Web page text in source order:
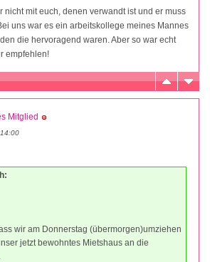
nicht mit euch, denen verwandt ist und er muss
uns war es ein arbeitskollege meines Mannes
die hervoragend waren. Aber so war echt
empfehlen!
Mitglied
wir am Donnerstag (übermorgen)umziehen
jetzt bewohntes Mietshaus an die